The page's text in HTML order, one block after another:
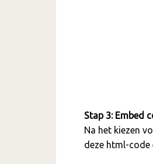
Stap 3: Embed
Na het kiezen
deze html-code